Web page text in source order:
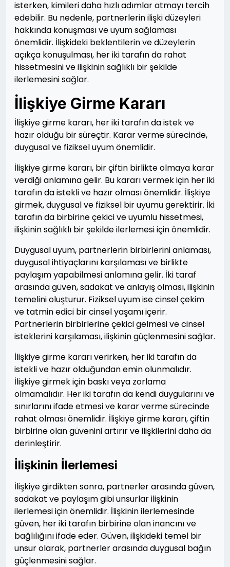
isterken, kimileri daha hızlı adımlar atmayı tercih
edebilir. Bu nedenle, partnerlerin ilişki düzeyleri
hakkında konuşması ve uyum sağlaması
önemlidir. İlişkideki beklentilerin ve düzeylerin
açıkça konuşulması, her iki tarafın da rahat
hissetmesini ve ilişkinin sağlıklı bir şekilde
ilerlemesini sağlar.
İlişkiye Girme Kararı
İlişkiye girme kararı, her iki tarafın da istek ve
hazır olduğu bir süreçtir. Karar verme sürecinde,
duygusal ve fiziksel uyum önemlidir.
İlişkiye girme kararı, bir çiftin birlikte olmaya karar
verdiği anlamına gelir. Bu kararı vermek için her iki
tarafın da istekli ve hazır olması önemlidir. İlişkiye
girmek, duygusal ve fiziksel bir uyumu gerektirir. İki
tarafın da birbirine çekici ve uyumlu hissetmesi,
ilişkinin sağlıklı bir şekilde ilerlemesi için önemlidir.
Duygusal uyum, partnerlerin birbirlerini anlaması,
duygusal ihtiyaçlarını karşılaması ve birlikte
paylaşım yapabilmesi anlamına gelir. İki taraf
arasında güven, sadakat ve anlayış olması, ilişkinin
temelini oluşturur. Fiziksel uyum ise cinsel çekim
ve tatmin edici bir cinsel yaşamı içerir.
Partnerlerin birbirlerine çekici gelmesi ve cinsel
isteklerini karşılaması, ilişkinin güçlenmesini sağlar.
İlişkiye girme kararı verirken, her iki tarafın da
istekli ve hazır olduğundan emin olunmalıdır.
İlişkiye girmek için baskı veya zorlama
olmamalıdır. Her iki tarafın da kendi duygularını ve
sınırlarını ifade etmesi ve karar verme sürecinde
rahat olması önemlidir. İlişkiye girme kararı, çiftin
birbirine olan güvenini artırır ve ilişkilerini daha da
derinleştirir.
İlişkinin İlerlemesi
İlişkiye girdikten sonra, partnerler arasında güven,
sadakat ve paylaşım gibi unsurlar ilişkinin
ilerlemesi için önemlidir. İlişkinin ilerlemesinde
güven, her iki tarafın birbirine olan inancını ve
bağlılığını ifade eder. Güven, ilişkideki temel bir
unsur olarak, partnerler arasında duygusal bağın
güçlenmesini sağlar.